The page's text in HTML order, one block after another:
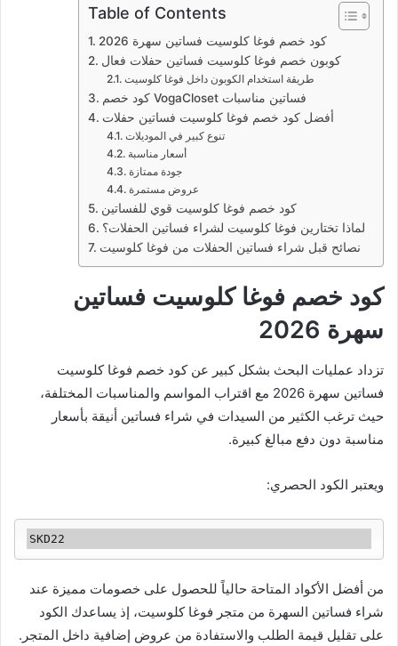
Table of Contents
كود خصم فوغا كلوسيت فساتين سهرة 2026
كوبون خصم فوغا كلوسيت فساتين حفلات فعال
طريقة استخدام الكوبون داخل فوغا كلوسيت
كود خصم VogaCloset فساتين مناسبات
أفضل كود خصم فوغا كلوسيت فساتين حفلات
تنوع كبير في الموديلات
أسعار مناسبة
جودة ممتازة
عروض مستمرة
كود خصم فوغا كلوسيت قوي للفساتين
لماذا تختارين فوغا كلوسيت لشراء فساتين الحفلات؟
نصائح قبل شراء فساتين الحفلات من فوغا كلوسيت
كود خصم فوغا كلوسيت فساتين
سهرة 2026
تزداد عمليات البحث بشكل كبير عن كود خصم فوغا كلوسيت
فساتين سهرة 2026 مع اقتراب المواسم والمناسبات المختلفة،
حيث ترغب الكثير من السيدات في شراء فساتين أنيقة بأسعار
مناسبة دون دفع مبالغ كبيرة.
ويعتبر الكود الحصري:
من أفضل الأكواد المتاحة حالياً للحصول على خصومات مميزة عند
شراء فساتين السهرة من متجر فوغا كلوسيت، إذ يساعدك الكود
على تقليل قيمة الطلب والاستفادة من عروض إضافية داخل المتجر.